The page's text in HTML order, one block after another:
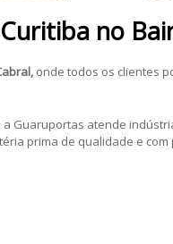
no
onde todos os clientes
Guaruportas atende
prima de qualidade e